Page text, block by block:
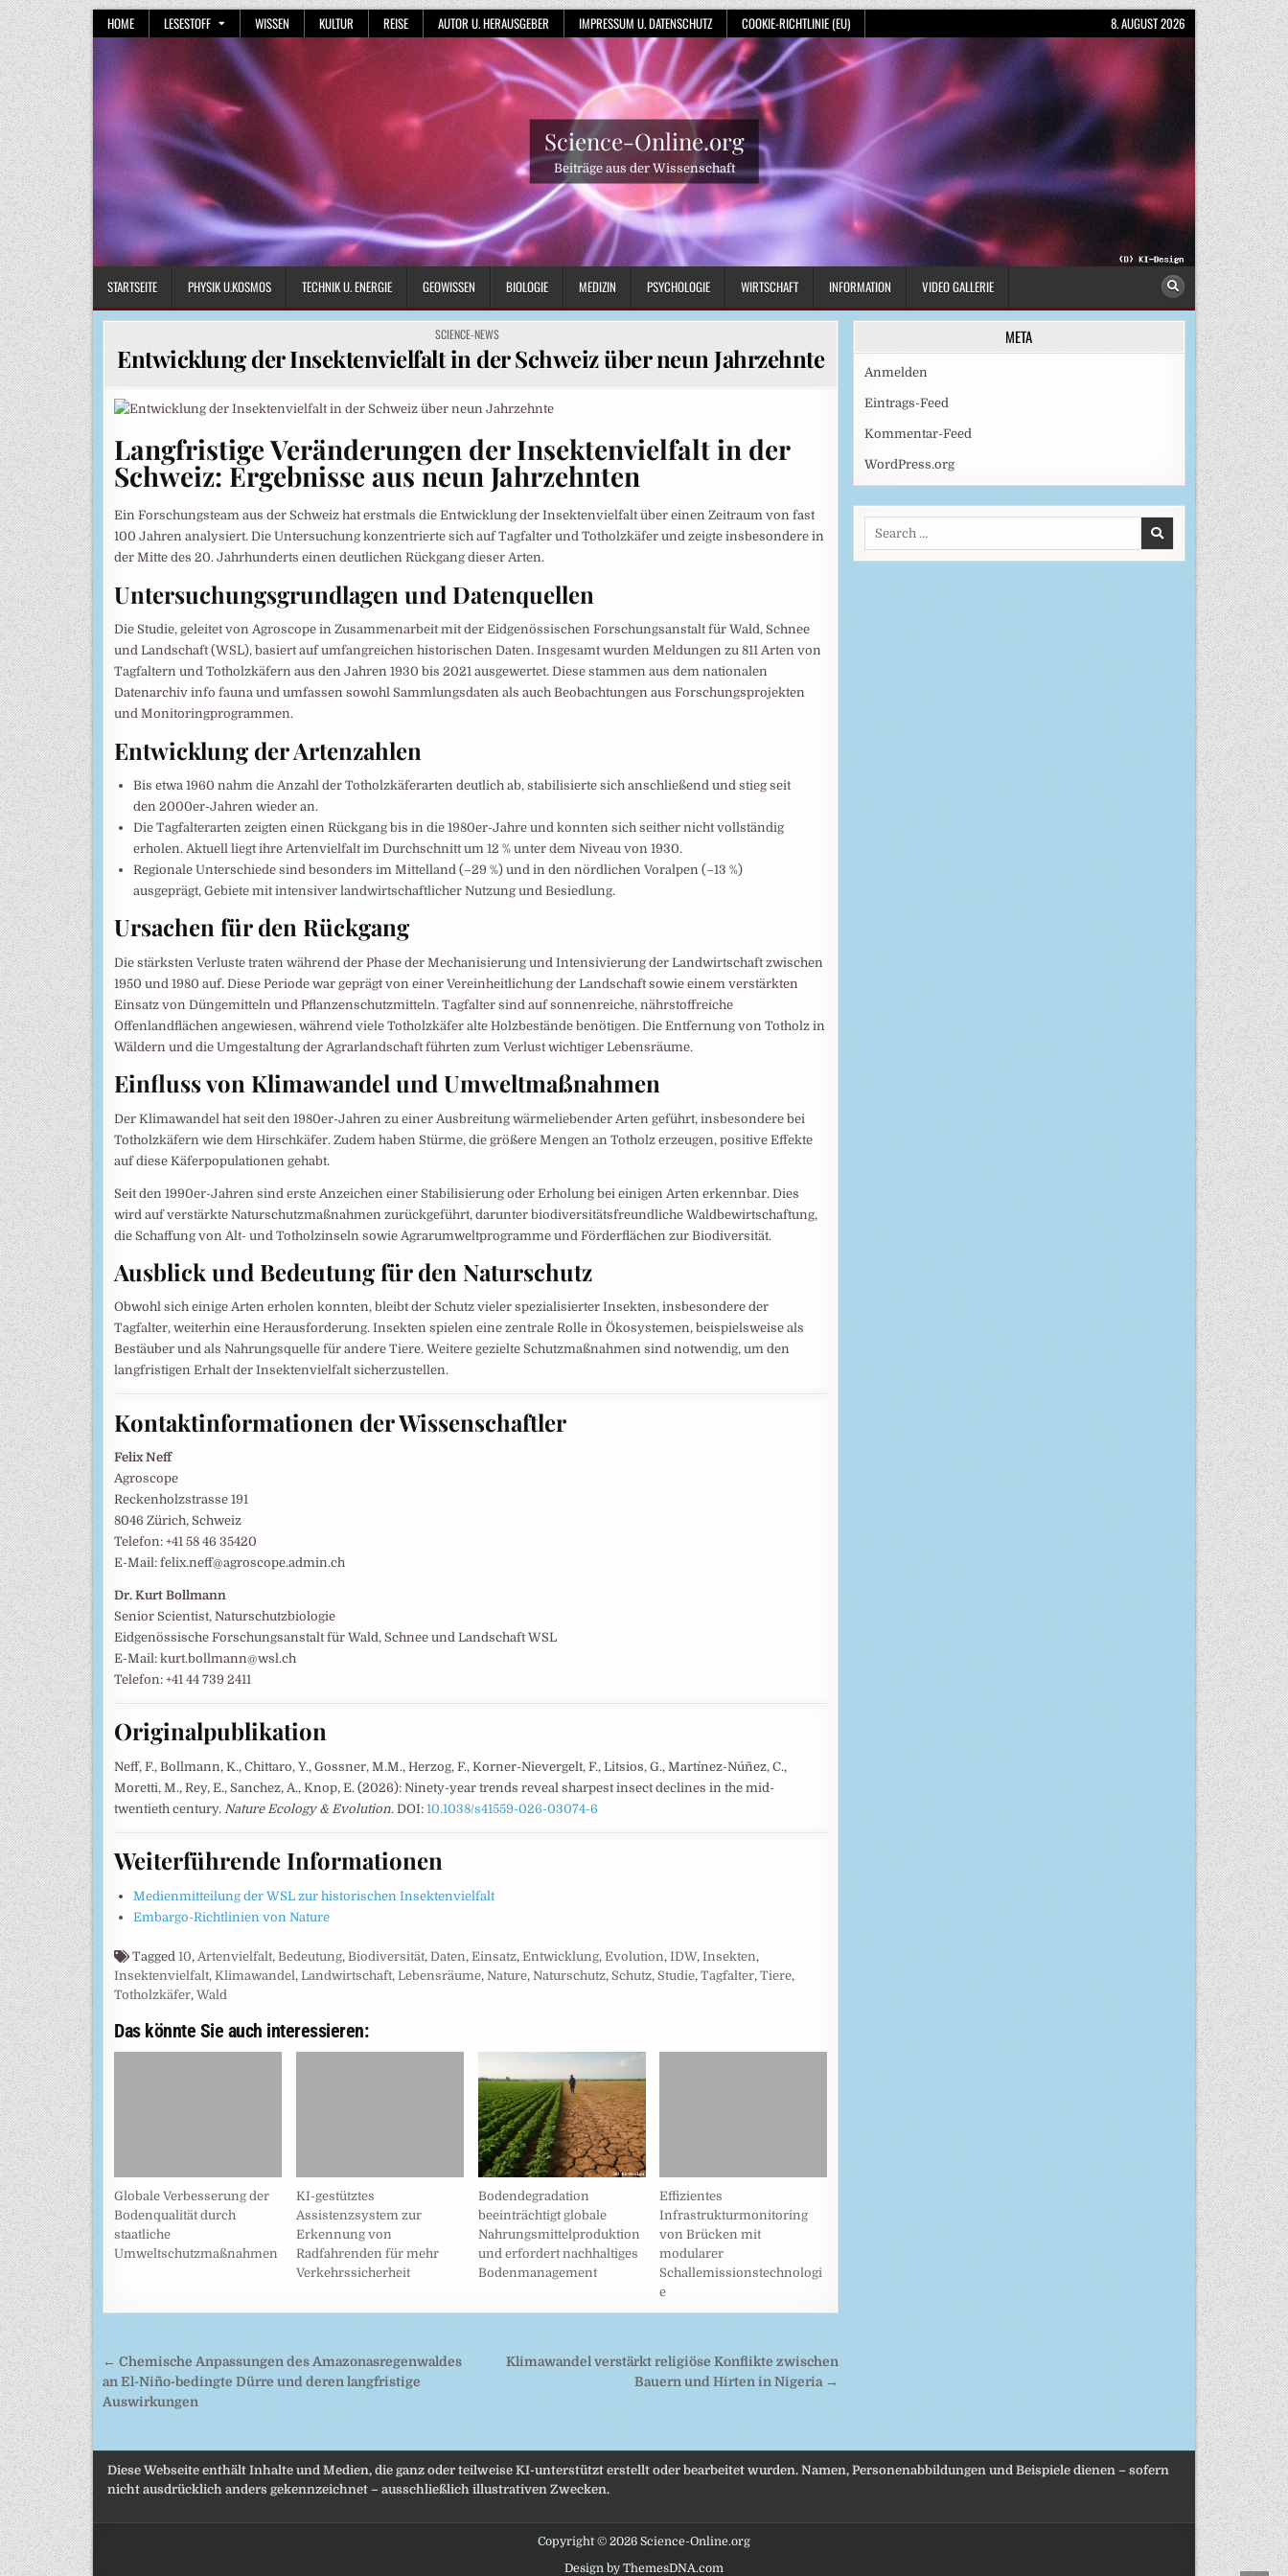
Skip
to
content
HOME LESESTOFF WISSEN KULTUR REISE AUTOR U. HERAUSGEBER IMPRESSUM U. DATENSCHUTZ COOKIE-RICHTLINIE (EU) 8. AUGUST 2026
Science-Online.org
Beiträge aus der Wissenschaft
STARTSEITE PHYSIK U.KOSMOS TECHNIK U. ENERGIE GEOWISSEN BIOLOGIE MEDIZIN PSYCHOLOGIE WIRTSCHAFT INFORMATION VIDEO GALLERIE
POSTED
IN
SCIENCE-NEWS
Entwicklung der Insektenvielfalt in der Schweiz über neun Jahrzehnte
Langfristige Veränderungen der Insektenvielfalt in der
Schweiz: Ergebnisse aus neun Jahrzehnten
Ein Forschungsteam aus der Schweiz hat erstmals die Entwicklung der Insektenvielfalt über einen Zeitraum von fast
100 Jahren analysiert. Die Untersuchung konzentrierte sich auf Tagfalter und Totholzkäfer und zeigte insbesondere in
der Mitte des 20. Jahrhunderts einen deutlichen Rückgang dieser Arten.
Untersuchungsgrundlagen und Datenquellen
Die Studie, geleitet von Agroscope in Zusammenarbeit mit der Eidgenössischen Forschungsanstalt für Wald, Schnee
und Landschaft (WSL), basiert auf umfangreichen historischen Daten. Insgesamt wurden Meldungen zu 811 Arten von
Tagfaltern und Totholzkäfern aus den Jahren 1930 bis 2021 ausgewertet. Diese stammen aus dem nationalen
Datenarchiv info fauna und umfassen sowohl Sammlungsdaten als auch Beobachtungen aus Forschungsprojekten
und Monitoringprogrammen.
Entwicklung der Artenzahlen
Bis etwa 1960 nahm die Anzahl der Totholzkäferarten deutlich ab, stabilisierte sich anschließend und stieg seit
den 2000er-Jahren wieder an.
Die Tagfalterarten zeigten einen Rückgang bis in die 1980er-Jahre und konnten sich seither nicht vollständig
erholen. Aktuell liegt ihre Artenvielfalt im Durchschnitt um 12 % unter dem Niveau von 1930.
Regionale Unterschiede sind besonders im Mittelland (–29 %) und in den nördlichen Voralpen (–13 %)
ausgeprägt, Gebiete mit intensiver landwirtschaftlicher Nutzung und Besiedlung.
Ursachen für den Rückgang
Die stärksten Verluste traten während der Phase der Mechanisierung und Intensivierung der Landwirtschaft zwischen
1950 und 1980 auf. Diese Periode war geprägt von einer Vereinheitlichung der Landschaft sowie einem verstärkten
Einsatz von Düngemitteln und Pflanzenschutzmitteln. Tagfalter sind auf sonnenreiche, nährstoffreiche
Offenlandflächen angewiesen, während viele Totholzkäfer alte Holzbestände benötigen. Die Entfernung von Totholz in
Wäldern und die Umgestaltung der Agrarlandschaft führten zum Verlust wichtiger Lebensräume.
Einfluss von Klimawandel und Umweltmaßnahmen
Der Klimawandel hat seit den 1980er-Jahren zu einer Ausbreitung wärmeliebender Arten geführt, insbesondere bei
Totholzkäfern wie dem Hirschkäfer. Zudem haben Stürme, die größere Mengen an Totholz erzeugen, positive Effekte
auf diese Käferpopulationen gehabt.
Seit den 1990er-Jahren sind erste Anzeichen einer Stabilisierung oder Erholung bei einigen Arten erkennbar. Dies
wird auf verstärkte Naturschutzmaßnahmen zurückgeführt, darunter biodiversitätsfreundliche Waldbewirtschaftung,
die Schaffung von Alt- und Totholzinseln sowie Agrarumweltprogramme und Förderflächen zur Biodiversität.
Ausblick und Bedeutung für den Naturschutz
Obwohl sich einige Arten erholen konnten, bleibt der Schutz vieler spezialisierter Insekten, insbesondere der
Tagfalter, weiterhin eine Herausforderung. Insekten spielen eine zentrale Rolle in Ökosystemen, beispielsweise als
Bestäuber und als Nahrungsquelle für andere Tiere. Weitere gezielte Schutzmaßnahmen sind notwendig, um den
langfristigen Erhalt der Insektenvielfalt sicherzustellen.
Kontaktinformationen der Wissenschaftler
Felix Neff
Agroscope
Reckenholzstrasse 191
8046 Zürich, Schweiz
Telefon: +41 58 46 35420
E-Mail: felix.neff@agroscope.admin.ch
Dr. Kurt Bollmann
Senior Scientist, Naturschutzbiologie
Eidgenössische Forschungsanstalt für Wald, Schnee und Landschaft WSL
E-Mail: kurt.bollmann@wsl.ch
Telefon: +41 44 739 2411
Originalpublikation
Neff, F., Bollmann, K., Chittaro, Y., Gossner, M.M., Herzog, F., Korner-Nievergelt, F., Litsios, G., Martínez-Núñez, C.,
Moretti, M., Rey, E., Sanchez, A., Knop, E. (2026): Ninety-year trends reveal sharpest insect declines in the mid-
twentieth century. Nature Ecology & Evolution. DOI: 10.1038/s41559-026-03074-6
Weiterführende Informationen
Medienmitteilung der WSL zur historischen Insektenvielfalt
Embargo-Richtlinien von Nature
Tagged 10, Artenvielfalt, Bedeutung, Biodiversität, Daten, Einsatz, Entwicklung, Evolution, IDW, Insekten,
Insektenvielfalt, Klimawandel, Landwirtschaft, Lebensräume, Nature, Naturschutz, Schutz, Studie, Tagfalter, Tiere,
Totholzkäfer, Wald
Das könnte Sie auch interessieren:
Globale Verbesserung der
Bodenqualität durch
staatliche
Umweltschutzmaßnahmen
KI-gestütztes
Assistenzsystem zur
Erkennung von
Radfahrenden für mehr
Verkehrssicherheit
Bodendegradation
beeinträchtigt globale
Nahrungsmittelproduktion
und erfordert nachhaltiges
Bodenmanagement
Effizientes
Infrastrukturmonitoring
von Brücken mit
modularer
Schallemissionstechnologi
e
Beitragsnavigation
Klimawandel verstärkt religiöse Konflikte zwischen
Bauern und Hirten in Nigeria →
← Chemische Anpassungen des Amazonasregenwaldes
an El-Niño-bedingte Dürre und deren langfristige
Auswirkungen
META
Anmelden
Eintrags-Feed
Kommentar-Feed
WordPress.org
Diese Webseite enthält Inhalte und Medien, die ganz oder teilweise KI-unterstützt erstellt oder bearbeitet wurden. Namen, Personenabbildungen und Beispiele dienen – sofern
nicht ausdrücklich anders gekennzeichnet – ausschließlich illustrativen Zwecken.
Copyright © 2026 Science-Online.org
Design by ThemesDNA.com